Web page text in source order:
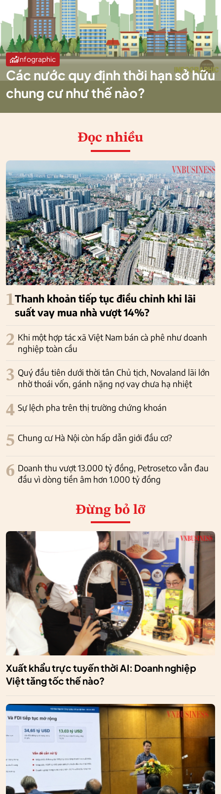
Infographic
Các nước quy định thời hạn sở hữu
chung cư như thế nào?
Đọc nhiều
1Thanh khoản tiếp tục điều chỉnh khi lãi
suất vay mua nhà vượt 14%?
2 Khi một hợp tác xã Việt Nam bán cà phê như doanh
nghiệp toàn cầu
3 Quý đầu tiên dưới thời tân Chủ tịch, Novaland lãi lớn
nhờ thoái vốn, gánh nặng nợ vay chưa hạ nhiệt
4 Sự lệch pha trên thị trường chứng khoán
5 Chung cư Hà Nội còn hấp dẫn giới đầu cơ?
6 Doanh thu vượt 13.000 tỷ đồng, Petrosetco vẫn đau
đầu vì dòng tiền âm hơn 1.000 tỷ đồng
Đừng bỏ lỡ
Xuất khẩu trực tuyến thời AI: Doanh nghiệp
Việt tăng tốc thế nào?